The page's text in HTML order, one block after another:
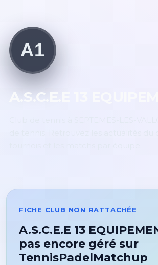
A1
A.S.C.E.E 13
FICHE CLUB NON RATTACHÉE
A.S.C.E.E 13
pas encore géré sur
TennisPadelMatchup